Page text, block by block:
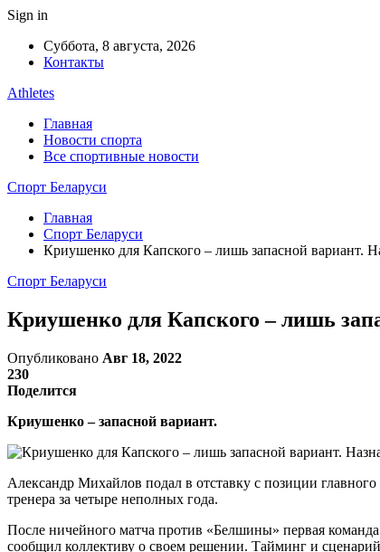
Sign in
Суббота, 8 августа, 2026
Контакты
Athletes
Главная
Новости спорта
Все спортивные новости
Спорт Беларуси
Главная
Спорт Беларуси
Криушенко для Капского – лишь запасной вариант.
Спорт Беларуси
Криушенко для Капского – лишь
Опубликовано Авг 18, 2022
230
Поделится
Криушенко – запасной вариант.
Александр Михайлов подал в отставку с позиции
тренера за четыре неполных года.
После ничейного матча против «Белшины» первая
сообщил коллективу о своем решении. Тайминг и